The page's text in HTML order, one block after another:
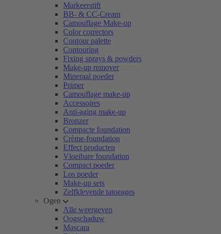
Markeerstift
BB- & CC-Cream
Camouflage Make-up
Color correctors
Contour palette
Contouring
Fixing sprays & powders
Make-up remover
Mineraal poeder
Primer
Camouflage make-up
Accessoires
Anti-aging make-up
Bronzer
Compacte foundation
Crème-foundation
Effect producten
Vloeibare foundation
Compact poeder
Los poeder
Make-up sets
Zelfklevende tatoeages
Ogen
Alle weergeven
Oogschaduw
Mascara